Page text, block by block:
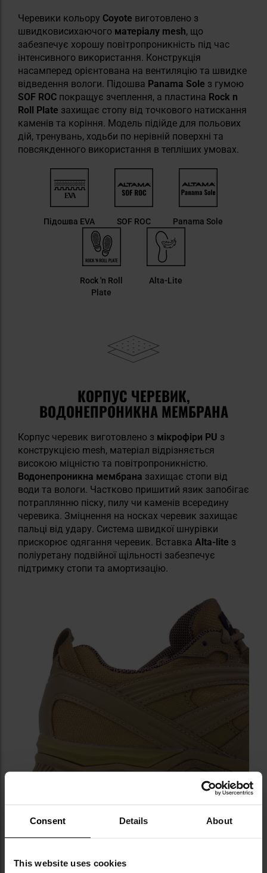
Consent Details About
This website uses cookies
Черевики кольору Coyote виготовлено з
швидковисихаючого матеріалу mesh, що
забезпечує хорошу повітропроникність під час
інтенсивного використання. Конструкція
насамперед орієнтована на вентиляцію та швидке
відведення вологи. Підошва Panama Sole з гумою
SOF ROC покращує зчеплення, а пластина Rock n
Roll Plate захищає стопу від точкового натискання
каменів та коріння. Модель підійде для польових
дій, тренувань, ходьби по нерівній поверхні та
повсякденного використання в тепліших умовах.
Підошва EVA SOF ROC Panama Sole
Rock 'n Roll
Plate
Alta-Lite
КОРПУС ЧЕРЕВИК,
ВОДОНЕПРОНИКНА МЕМБРАНА
Корпус черевик виготовлено з мікрофіри PU з
конструкцією mesh, матеріал відрізняється
високою міцністю та повітропроникністю.
Водонепроникна мембрана захищає стопи від
води та вологи. Частково пришитий язик запобігає
потраплянню піску, пилу чи каменів всередину
черевика. Зміцнення на носках черевик захищає
пальці від удару. Система швидкої шнурівки
прискорює одягання черевик. Вставка Alta-lite з
поліуретану подвійної щільності забезпечує
підтримку стопи та амортизацію.